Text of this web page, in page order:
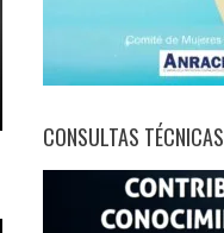
CONSULTAS TÉCNICAS